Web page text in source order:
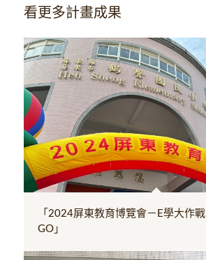
看更多計畫成果
「2024屏東教育博覽會－E學大作戰
GO」